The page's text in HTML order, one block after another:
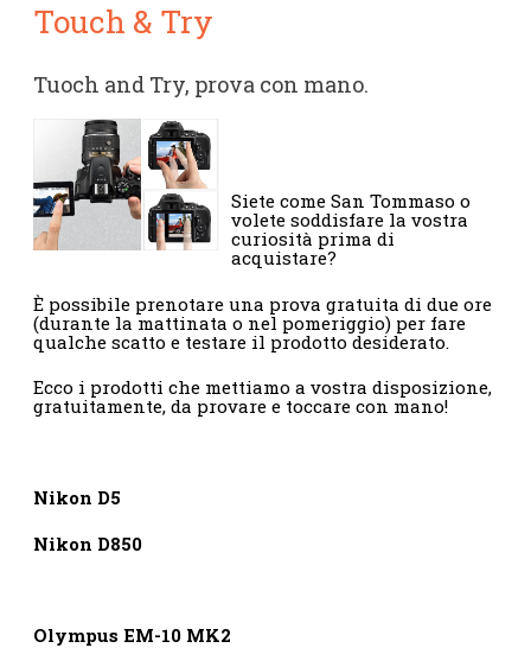
Touch & Try
Tuoch and Try, prova con mano.
Siete come San Tommaso o
volete soddisfare la vostra
curiosità prima di
acquistare?
È possibile prenotare una prova gratuita di due ore
(durante la mattinata o nel pomeriggio) per fare
qualche scatto e testare il prodotto desiderato.
Ecco i prodotti che mettiamo a vostra disposizione,
gratuitamente, da provare e toccare con mano!
Nikon D5
Nikon D850
Olympus EM-10 MK2